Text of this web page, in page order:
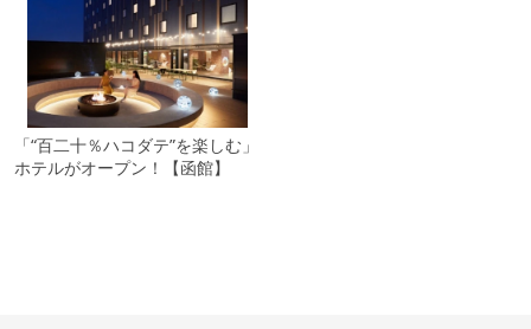
「“百二十％ハコダテ”を楽しむ」
ホテルがオープン！【函館】